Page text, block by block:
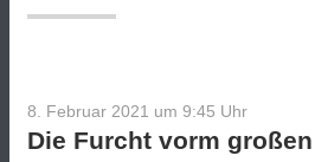
8. Februar 2021 um 9:45 Uhr
Die Furcht vorm